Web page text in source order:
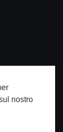
nostro